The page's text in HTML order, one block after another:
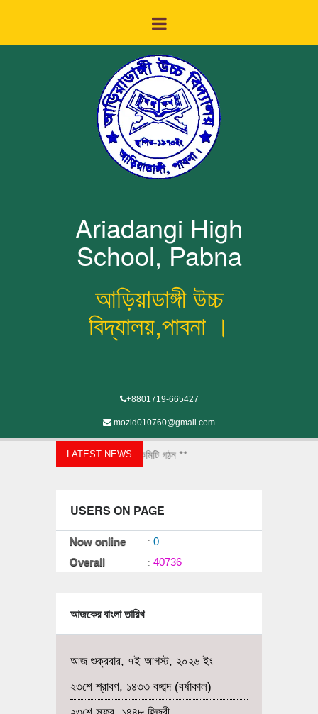
Ariadangi High
School, Pabna
আড়িয়াডাঙ্গী উচ্চ
বিদ্যালয়,পাবনা ।
+8801719-665427
mozid010760@gmail.com
LATEST NEWS
প্রতিষ্ঠানে যৌন হয়রানি প্রতিরোধ কমিটি গঠন **
USERS ON PAGE
Now online : 0
Overall
: 40736
আজকের বাংলা তারিখ
আজ শুক্রবার, ৭ই আগস্ট, ২০২৬ ইং
২৩শে শ্রাবণ, ১৪৩৩ বঙ্গাব্দ (বর্ষাকাল)